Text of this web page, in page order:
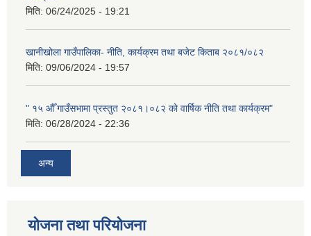
मिति: 06/24/2025 - 19:21
खानीखोला गाउँपालिका- नीति, कार्यक्रम तथा बजेट किताब २०८१/०८२
मिति: 09/06/2024 - 19:57
" १५ औँ गाउँसभामा प्रस्तुत २०८१।०८२ को वार्षिक नीति तथा कार्यक्रम"
मिति: 06/28/2024 - 22:36
अन्य
योजना तथा परियोजना